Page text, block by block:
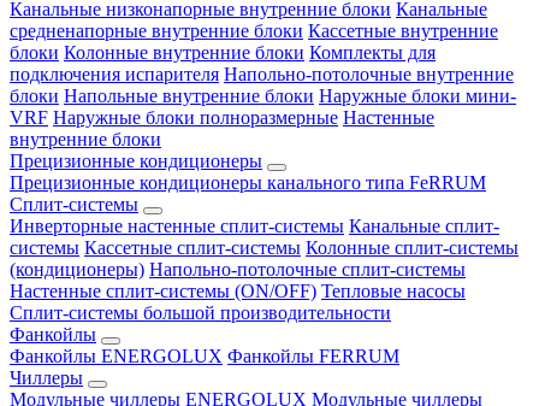
Канальные низконапорные внутренние блоки Канальные
средненапорные внутренние блоки Кассетные внутренние
блоки Колонные внутренние блоки Комплекты для
подключения испарителя Напольно-потолочные внутренние
блоки Напольные внутренние блоки Наружные блоки мини-
VRF Наружные блоки полноразмерные Настенные
внутренние блоки
Прецизионные кондиционеры
Прецизионные кондиционеры канального типа FeRRUM
Сплит-системы
Инверторные настенные сплит-системы Канальные сплит-
системы Кассетные сплит-системы Колонные сплит-системы
(кондиционеры) Напольно-потолочные сплит-системы
Настенные сплит-системы (ON/OFF) Тепловые насосы
Сплит-системы большой производительности
Фанкойлы
Фанкойлы ENERGOLUX Фанкойлы FERRUM
Чиллеры
Модульные чиллеры ENERGOLUX Модульные чиллеры